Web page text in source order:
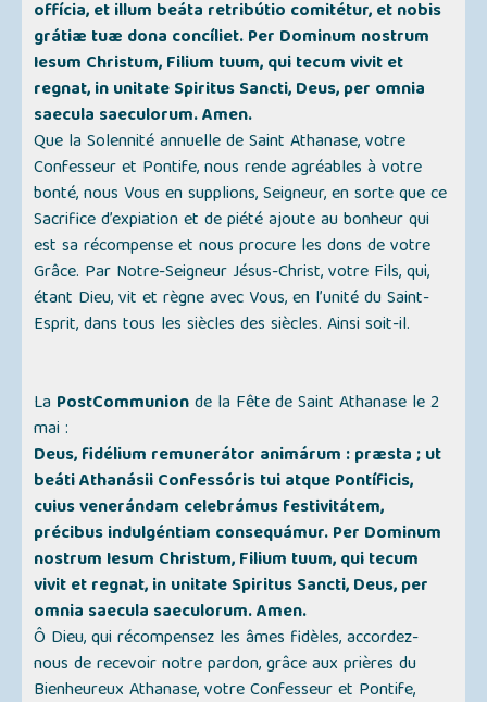
offícia, et illum beáta retribútio comitétur, et nobis
grátiæ tuæ dona concíliet. Per Dominum nostrum
Iesum Christum, Filium tuum, qui tecum vivit et
regnat, in unitate Spiritus Sancti, Deus, per omnia
saecula saeculorum. Amen.
Que la Solennité annuelle de Saint Athanase, votre
Confesseur et Pontife, nous rende agréables à votre
bonté, nous Vous en supplions, Seigneur, en sorte que ce
Sacrifice d’expiation et de piété ajoute au bonheur qui
est sa récompense et nous procure les dons de votre
Grâce. Par Notre-Seigneur Jésus-Christ, votre Fils, qui,
étant Dieu, vit et règne avec Vous, en l’unité du Saint-
Esprit, dans tous les siècles des siècles. Ainsi soit-il.
La PostCommunionde la Fête de Saint Athanase le 2
mai :
Deus, fidélium remunerátor animárum : præsta ; ut
beáti Athanásii Confessóris tui atque Pontíficis,
cuius venerándam celebrámus festivitátem,
précibus indulgéntiam consequámur. Per Dominum
nostrum Iesum Christum, Filium tuum, qui tecum
vivit et regnat, in unitate Spiritus Sancti, Deus, per
omnia saecula saeculorum. Amen.
Ô Dieu, qui récompensez les âmes fidèles, accordez-
nous de recevoir notre pardon, grâce aux prières du
Bienheureux Athanase, votre Confesseur et Pontife,